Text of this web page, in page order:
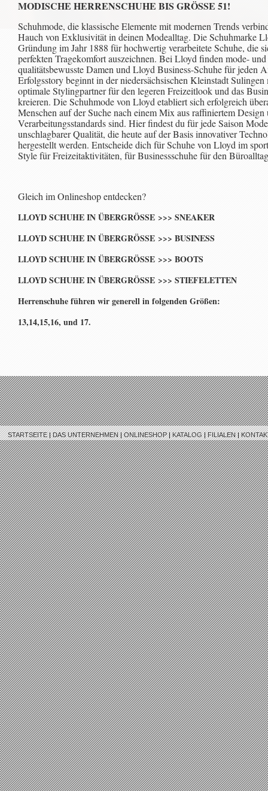
STARTSEITE|DAS UNTERNEHMEN|ONLINESHOP|KATALOG|FILIALEN|
MODISCHE HERRENSCHUHE BIS GRÖSSE 51!
Schuhmode, die klassische Elemente mit modernen Trends
Hauch von Exklusivität in deinen Modealltag. Die Schuhmarke
Gründung im Jahr 1888 für hochwertig verarbeitete Schuhe, die
perfekten Tragekomfort auszeichnen. Bei Lloyd finden mode- und
qualitätsbewusste Damen und Lloyd Business-Schuhe für jeden
Erfolgsstory beginnt in der niedersächsischen Kleinstadt
optimale Stylingpartner für den legeren Freizeitlook und das
kreieren. Die Schuhmode von Lloyd etabliert sich erfolgreich
Menschen auf der Suche nach einem Mix aus raffiniertem Design
Verarbeitungsstandards sind. Hier findest du für jede Saison
unschlagbarer Qualität, die heute auf der Basis innovativer
hergestellt werden. Entscheide dich für Schuhe von Lloyd im
Style für Freizeitaktivitäten, für Businessschuhe für den
Gleich im Onlineshop entdecken?
LLOYD SCHUHE IN ÜBERGRÖSSE >>> SNEAKER
LLOYD SCHUHE IN ÜBERGRÖSSE >>> BUSINESS
LLOYD SCHUHE IN ÜBERGRÖSSE >>> BOOTS
LLOYD SCHUHE IN ÜBERGRÖSSE >>> STIEFELETTEN
Herrenschuhe führen wir generell in folgenden Größen:
13,14,15,16, und 17.